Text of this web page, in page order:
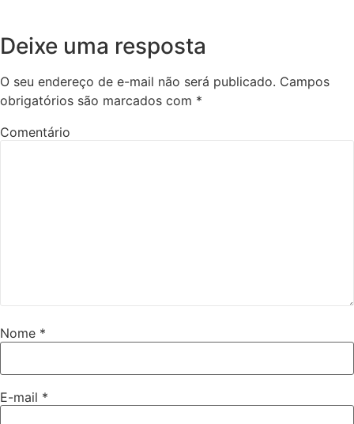
Deixe uma resposta
O seu endereço de e-mail não será publicado. Campos
obrigatórios são marcados com *
Comentário
Nome *
E-mail *